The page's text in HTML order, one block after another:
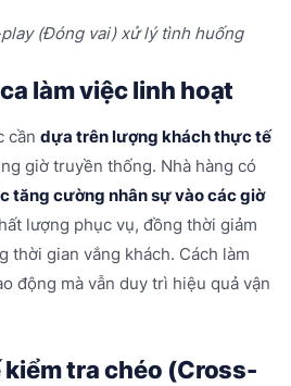
(Đóng vai) xử lý tình huống
làm việc linh hoạt
cần dựa trên lượng khách thực tế
giờ truyền thống. Nhà hàng có
tăng cường nhân sự vào các giờ
lượng phục vụ, đồng thời giảm
thời gian vắng khách. Cách làm
động mà vẫn duy trì hiệu quả vận
tra chéo (Cross-